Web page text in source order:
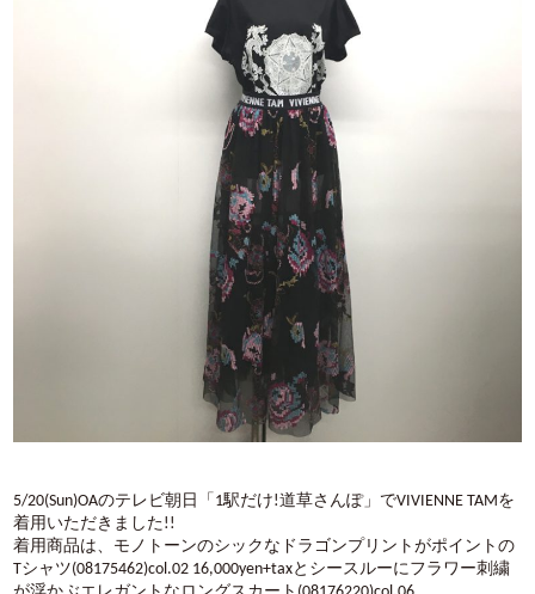
5/20(Sun)OAのテレビ朝日「1駅だけ!道草さんぽ」でVIVIENNE TAMを
着用いただきました!!
着用商品は、モノトーンのシックなドラゴンプリントがポイントの
Tシャツ(08175462)col.02 16,000yen+taxとシースルーにフラワー刺繍